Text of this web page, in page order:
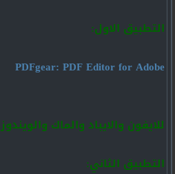
التطبيق الاول:
PDFgear: PDF Editor for Adobe
للايفون والايباد والماك والويندوز
التطبيق الثاني: